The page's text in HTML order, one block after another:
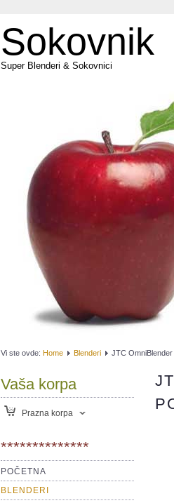
Sokovnik
Super Blenderi & Sokovnici
Vi ste ovde: Home Blenderi JTC
Vaša korpa
Prazna korpa
**************
POČETNA
BLENDERI